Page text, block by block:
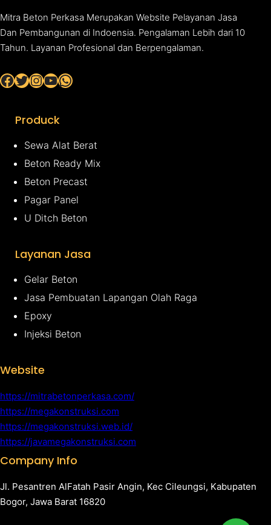
Mitra Beton Perkasa Merupakan Website Pelayanan Jasa
Dan Pembangunan di Indoensia. Pengalaman Lebih dari 10
Tahun. Layanan Profesional dan Berpengalaman.
Facebook Twitter InstagramYouTube WhatsApp
Produck
Sewa Alat Berat
Beton Ready Mix
Beton Precast
Pagar Panel
U Ditch Beton
Layanan Jasa
Gelar Beton
Jasa Pembuatan Lapangan Olah Raga
Epoxy
Injeksi Beton
Website
https://mitrabetonperkasa.com/
https://megakonstruksi.com
https://megakonstruksi.web.id/
https://javamegakonstruksi.com
Company Info
Jl. Pesantren AlFatah Pasir Angin, Kec Cileungsi, Kabupaten
Bogor, Jawa Barat 16820